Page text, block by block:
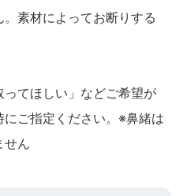
素材によってお断りする
てほしい」などご希望が
ご指定ください。※鼻緒は
せん